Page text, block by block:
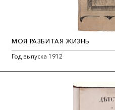
МОЯ РАЗБИТАЯ ЖИЗНЬ
Год выпуска 1912